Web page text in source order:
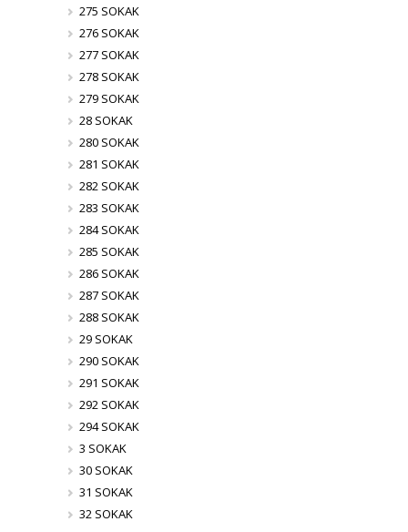
275 SOKAK
276 SOKAK
277 SOKAK
278 SOKAK
279 SOKAK
28 SOKAK
280 SOKAK
281 SOKAK
282 SOKAK
283 SOKAK
284 SOKAK
285 SOKAK
286 SOKAK
287 SOKAK
288 SOKAK
29 SOKAK
290 SOKAK
291 SOKAK
292 SOKAK
294 SOKAK
3 SOKAK
30 SOKAK
31 SOKAK
32 SOKAK